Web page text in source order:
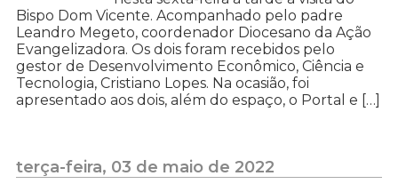
Bispo Dom Vicente. Acompanhado pelo padre
Leandro Megeto, coordenador Diocesano da Ação
Evangelizadora. Os dois foram recebidos pelo
gestor de Desenvolvimento Econômico, Ciência e
Tecnologia, Cristiano Lopes. Na ocasião, foi
apresentado aos dois, além do espaço, o Portal e […]
terça-feira, 03 de maio de 2022